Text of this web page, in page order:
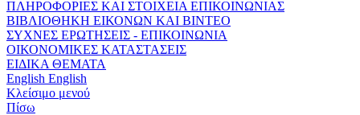
ΠΛΗΡΟΦΟΡΙΕΣ ΚΑΙ ΣΤΟΙΧΕΙΑ ΕΠΙΚΟΙΝΩΝΙΑΣ
ΒΙΒΛΙΟΘΗΚΗ ΕΙΚΟΝΩΝ ΚΑΙ ΒΙΝΤΕΟ
ΣΥΧΝΕΣ ΕΡΩΤΗΣΕΙΣ - ΕΠΙΚΟΙΝΩΝΙΑ
ΟΙΚΟΝΟΜΙΚΕΣ ΚΑΤΑΣΤΑΣΕΙΣ
ΕΙΔΙΚΑ ΘΕΜΑΤΑ
English English
Κλείσιμο μενού
Πίσω